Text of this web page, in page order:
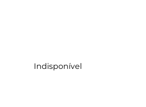
Indisponível